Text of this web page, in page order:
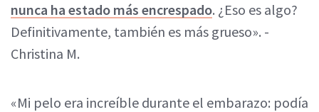
nunca ha estado más encrespado. ¿Eso es algo?
Definitivamente, también es más grueso». -
Christina M.
«Mi pelo era increíble durante el embarazo: podía